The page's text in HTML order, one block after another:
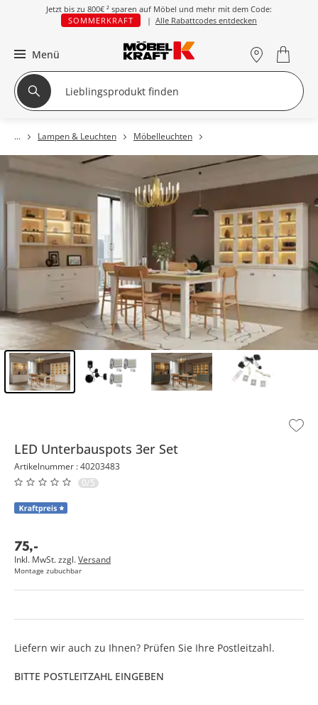
Jetzt bis zu 800€ ² sparen auf Möbel und mehr mit dem Code:
SOMMERKRAFT
| Alle Rabattcodes entdecken
Menü
Lampen & Leuchten Möbelleuchten
LED Unterbauspots 3er Set
Artikelnummer : 40203483
0/5
75,-
Inkl. MwSt. zzgl.Versand
Montage zubuchbar
Liefern wir auch zu Ihnen? Prüfen Sie Ihre Postleitzahl.
BITTE POSTLEITZAHL EINGEBEN